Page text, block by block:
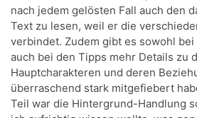
nach jedem gelösten Fall auch den
Text zu lesen, weil er die
verbindet. Zudem gibt es sowohl bei
auch bei den Tipps mehr Details zu
Hauptcharakteren und deren
überraschend stark mitgefiebert
Teil war die Hintergrund-Handlung